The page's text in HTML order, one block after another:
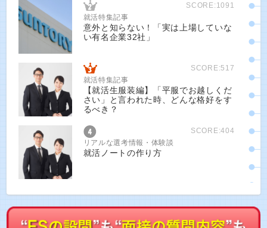
SCORE:1091
就活特集記事
意外と知らない！「実は上場していな
い有名企業32社」
SCORE:517
就活特集記事
【就活生服装編】「平服でお越しくだ
さい」と言われた時、どんな格好をす
るべき？
SCORE:404
リアルな選考情報・体験談
就活ノートの作り方